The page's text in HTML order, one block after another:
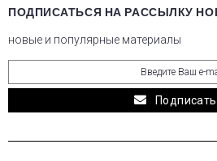
ПОДПИСАТЬСЯ НА РАССЫЛКУ
новые и популярные материалы